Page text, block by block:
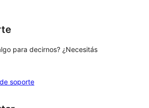
para decirnos? ¿Necesitás
soporte